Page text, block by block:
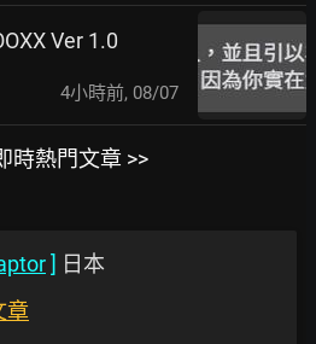
Ver 1.0
4小時前, 08/07
時熱門文章 >>
] 日本
章